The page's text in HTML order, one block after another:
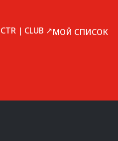
CTR | CLUB ↗МОЙ СПИСОК